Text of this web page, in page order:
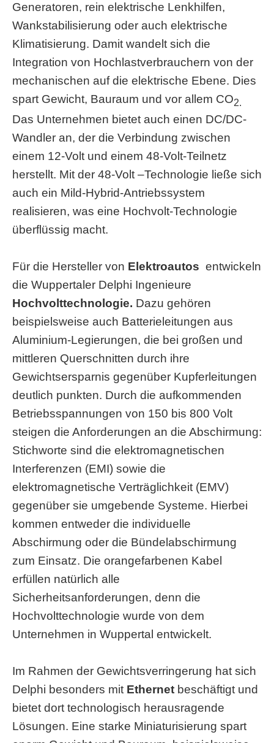
Generatoren, rein elektrische Lenkhilfen,
Wankstabilisierung oder auch elektrische
Klimatisierung. Damit wandelt sich die
Integration von Hochlastverbrauchern von der
mechanischen auf die elektrische Ebene. Dies
spart Gewicht, Bauraum und vor allem CO2.
Das Unternehmen bietet auch einen DC/DC-
Wandler an, der die Verbindung zwischen
einem 12-Volt und einem 48-Volt-Teilnetz
herstellt. Mit der 48-Volt –Technologie ließe sich
auch ein Mild-Hybrid-Antriebssystem
realisieren, was eine Hochvolt-Technologie
überflüssig macht.
Für die Hersteller von Elektroautos entwickeln
die Wuppertaler Delphi Ingenieure
Hochvolttechnologie. Dazu gehören
beispielsweise auch Batterieleitungen aus
Aluminium-Legierungen, die bei großen und
mittleren Querschnitten durch ihre
Gewichtsersparnis gegenüber Kupferleitungen
deutlich punkten. Durch die aufkommenden
Betriebsspannungen von 150 bis 800 Volt
steigen die Anforderungen an die Abschirmung:
Stichworte sind die elektromagnetischen
Interferenzen (EMI) sowie die
elektromagnetische Verträglichkeit (EMV)
gegenüber sie umgebende Systeme. Hierbei
kommen entweder die individuelle
Abschirmung oder die Bündelabschirmung
zum Einsatz. Die orangefarbenen Kabel
erfüllen natürlich alle
Sicherheitsanforderungen, denn die
Hochvolttechnologie wurde von dem
Unternehmen in Wuppertal entwickelt.
Im Rahmen der Gewichtsverringerung hat sich
Delphi besonders mit Ethernet beschäftigt und
bietet dort technologisch herausragende
Lösungen. Eine starke Miniaturisierung spart